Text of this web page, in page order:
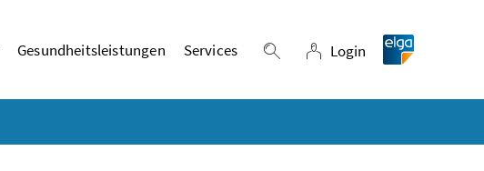
Gesundheitsleistungen Services Suche einblenden
Login
Login